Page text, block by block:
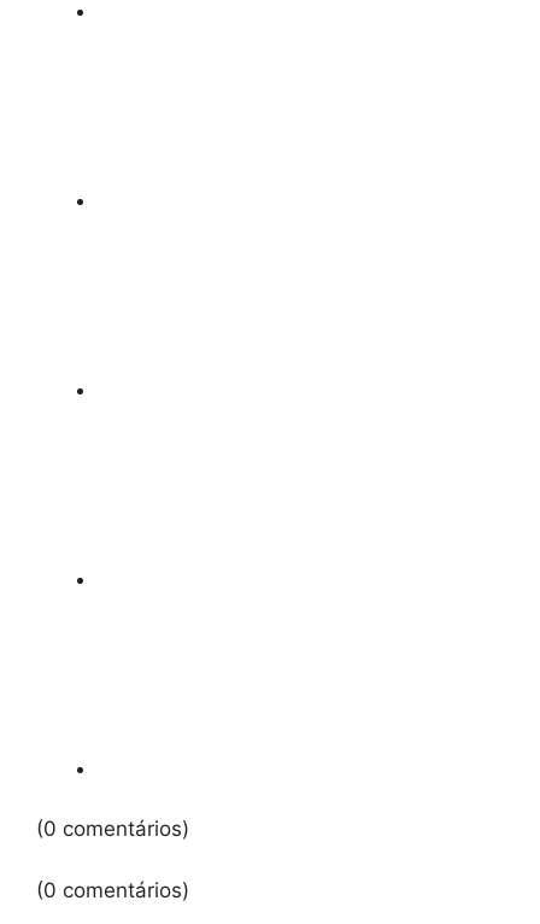
(0 comentários)
(0 comentários)